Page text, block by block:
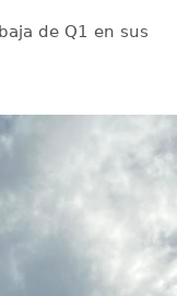
de Q1 en sus